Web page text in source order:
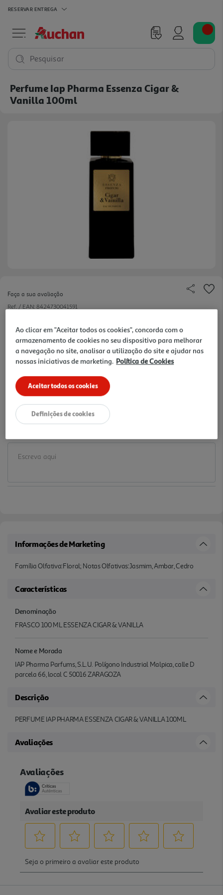
RESERVAR ENTREGA
Pesquisar
Perfume Iap Pharma Essenza Cigar &
Vanilla 100ml
Faça a sua avaliação
Ref. / EAN: 8424730041591
Família Olfativa:Floral; Notas Olfativas:Jasmim, Ambar,
Cedro
17.95 €/un
17,95 €
Informações de Marketing
Família Olfativa:Floral; Notas Olfativas:Jasmim, Ambar, Cedro
Características
Denominação
FRASCO 100 ML ESSENZA CIGAR & VANILLA
Nome e Morada
IAP Pharma Parfums, S.L.U. Polígono Industrial Malpica, calle D
parcela 66, local C 50016 ZARAGOZA
Descrição
PERFUME IAP PHARMA ESSENZA CIGAR & VANILLA 100ML
Avaliações
Ao clicar em "Aceitar todos os cookies", concorda com o
armazenamento de cookies no seu dispositivo para melhorar
a navegação no site, analisar a utilização do site e ajudar nas
nossas iniciativas de marketing. Política de Cookies
Aceitar todos os cookies
Definições de cookies